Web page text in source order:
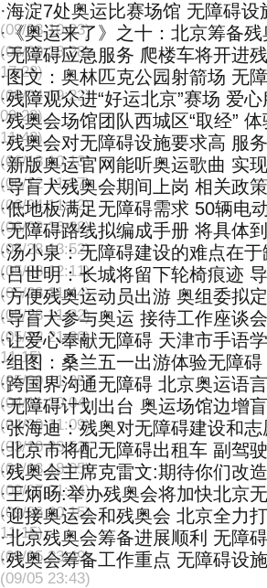
·海淀7处奥运比赛场馆 无障碍设
(09/03 10:23)
·《奥运来了》之十：北京筹备
(08/29 18:28)
·无障碍应急服务 爬楼车将开进
17:28)
·图文：奥林匹克公园射箭场 无
(08/24 19:22)
·残障观众进“好运北京”赛场 爱
09:23)
·残奥会场馆团队西城区“取经”
11:43)
·残奥会对无障碍设施要求高 服
(06/18 10:13)
·新版奥运官网能听奥运歌曲 实
(06/12 11:27)
·导盲犬残奥会期间上岗 相关政
(06/04 11:42)
·低地板满足无障碍需求 50辆电
(06/02 16:38)
·无障碍路线拟编成手册 将具体
(05/28 13:52)
·汤小泉：无障碍建设的难点在
(05/28 12:11)
·吕世明：长城将留下轮椅痕迹
(05/28 11:44)
·方便残奥运动员出游 奥组委拟
(05/28 11:22)
·导盲犬参与奥运 接待工作座谈
(05/22 21:30)
·让爱心奉献无障碍 天津市手语
11:15)
·组图：桑兰五一出游体验无障
(05/09 11:35)
·跨国界沟通无障碍 北京奥运语
(04/11 10:04)
·无障碍计划出台 奥运场馆边增
(04/09 11:09)
·张海迪：残奥对无障碍建设和
(03/10 23:52)
·北京市将配无障碍出租车 副驾
(01/13 18:05)
·残奥会主席克雷文:期待你们改
(09/07 01:14)
·王炳旸:举办残奥会将加快北京
(09/06 20:15)
·迎接奥运会和残奥会 北京全力
11:15)
·北京残奥会筹备进展顺利 无障
(09/05 23:49)
·残奥会筹备工作重点 无障碍设
(09/05 23:43)